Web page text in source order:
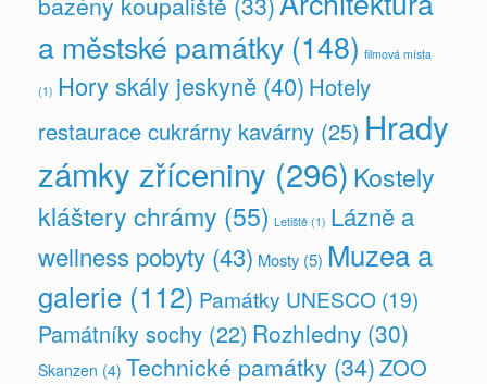
a městské památky (148) filmová místa
(1) Hory skály jeskyně (40) Hotely
restaurace cukrárny kavárny (25) Hrady
zámky zříceniny (296) Kostely
kláštery chrámy (55) Letiště (1) Lázně a
wellness pobyty (43) Mosty (5) Muzea a
galerie (112) Památky UNESCO (19)
Památníky sochy (22) Rozhledny (30)
Skanzen (4) Technické památky (34)ZOO